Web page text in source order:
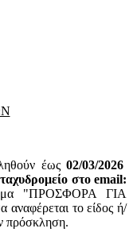
έως 02/03/2026
στο email:
"ΠΡΟΣΦΟΡΑ ΓΙΑ
το είδος ή/
πρόσκληση.